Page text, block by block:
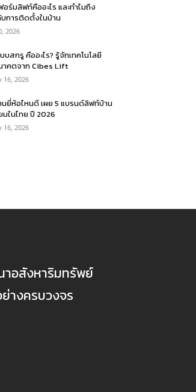
ร์มลิฟท์คืออะไร และทำไมถึง
บการติดตั้งในบ้าน
2026
บสกรู คืออะไร? รู้จักเทคโนโลยี
คตจาก Cibes Lift
16, 2026
ยี่ห้อไหนดี เผย 5 แบรนด์ลิฟท์บ้าน
ในไทย ปี 2026
16, 2026
าอสังหาริมทรัพย์
างครบวงจร